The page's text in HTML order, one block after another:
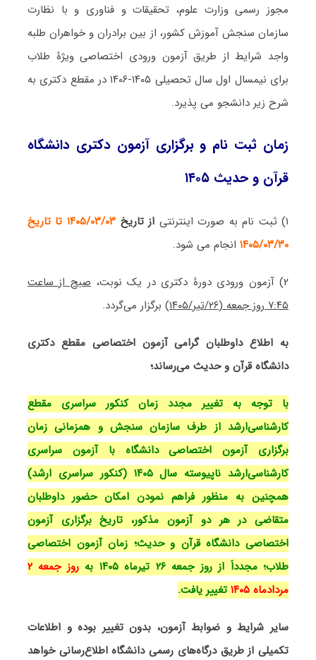
مجوز رسمی وزارت علوم، تحقیقات و فناوری و با نظارت
سازمان سنجش آموزش کشور، از بین برادران و خواهران طلبه
واجد شرایط از طریق آزمون ورودی اختصاصی ویژۀ طلاب
برای نیمسال اول سال تحصیلی ۱۴۰۵-۱۴۰۶ در مقطع دکتری به
شرح زیر دانشجو می پذیرد.
زمان ثبت نام و برگزاری آزمون دکتری دانشگاه
قرآن و حدیث ۱۴۰۵
۱) ثبت نام به صورت اینترنتی از تاریخ
۱۴۰۵/۰۳/۰۳ تا تاریخ
۱۴۰۵/۰۳/۳۰انجام می شود.
۲) آزمون ورودی دورۀ دکتری در یک نوبت، صبح از ساعت
۷:۴۵ روزجمعه (۲۶/تیر/۱۴۰۵) برگزار می‌گردد.
به اطلاع داوطلبان گرامی آزمون اختصاصی مقطع دکتری
دانشگاه قرآن و حدیث می‌رساند؛
با توجه به تغییر مجدد زمان کنکور سراسری مقطع
کارشناسی‌ارشد از طرف سازمان سنجش و همزمانی زمان
برگزاری آزمون اختصاصی دانشگاه با آزمون سراسری
کارشناسی‌ارشد ناپیوسته سال ۱۴۰۵ (کنکور سراسری ارشد)
همچنین به منظور فراهم نمودن امکان حضور داوطلبان
متقاضی در هر دو آزمون مذکور، تاریخ برگزاری آزمون
اختصاصی دانشگاه قرآن و حدیث؛ زمان آزمون اختصاصی
طلاب؛ مجدداَ از روز جمعه ۲۶ تیرماه ۱۴۰۵ به
روز جمعه ۲
مردادماه ۱۴۰۵
تغییر یافت.
سایر شرایط و ضوابط آزمون، بدون تغییر بوده و اطلاعات
تکمیلی از طریق درگاه‌های رسمی دانشگاه اطلاع‌رسانی خواهد